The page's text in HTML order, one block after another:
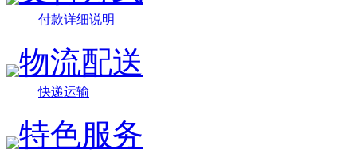
付款详细说明
物流配送
快递运输
特色服务